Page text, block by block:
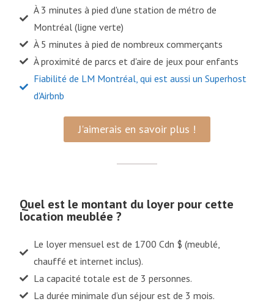
À 3 minutes à pied d'une station de métro de
Montréal (ligne verte)
À 5 minutes à pied de nombreux commerçants
À proximité de parcs et d'aire de jeux pour enfants
Fiabilité de LM Montréal, qui est aussi un Superhost
d'Airbnb
J'aimerais en savoir plus !
Quel est le montant du loyer pour cette
location meublée ?
Le loyer mensuel est de 1700 Cdn $ (meublé,
chauffé et internet inclus).
La capacité totale est de 3 personnes.
La durée minimale d’un séjour est de 3 mois.